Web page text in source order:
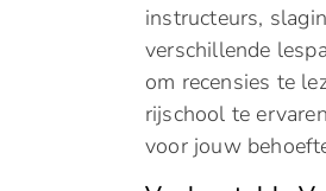
instructeurs,
verschillende
om recensies te
rijschool te
voor jouw